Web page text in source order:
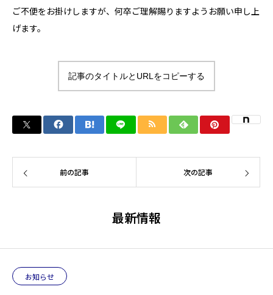
ご不便をお掛けしますが、何卒ご理解賜りますようお願い申し上
げます。
記事のタイトルとURLをコピーする
前の記事 次の記事
最新情報
お知らせ